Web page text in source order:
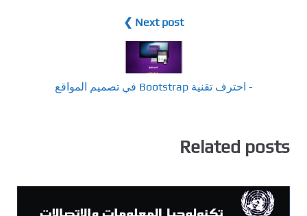
Next post ❯
- احترف تقنية Bootstrap في تصميم المواقع
Related posts